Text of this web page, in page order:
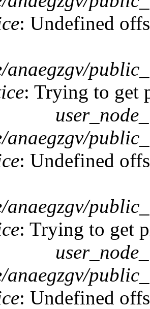
: Undefined
anaegzgv/
: Trying to get
anaegzgv/
: Undefined
anaegzgv/
: Trying to get
anaegzgv/
: Undefined